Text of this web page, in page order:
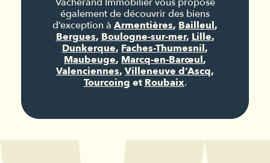
également de découvrir des biens
d’exception à Armentières, Bailleul,
Bergues, Boulogne-sur-mer, Lille,
Dunkerque, Faches-Thumesnil,
Maubeuge, Marcq-en-Barœul,
Valenciennes, Villeneuve d’Ascq,
Tourcoing et Roubaix.